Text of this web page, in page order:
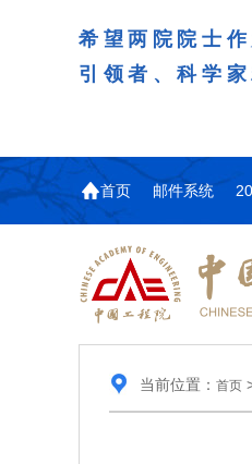
希望两院院士
引领者、科学
首页 邮件系统
当前位置： 首页